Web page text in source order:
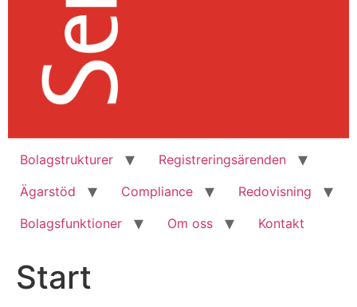
Bolagstrukturer
Registreringsärenden
Ägarstöd
Compliance
Redovisning
Bolagsfunktioner
Om oss Kontakt
Start